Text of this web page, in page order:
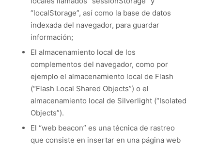
“localStorage”, así como la base de datos
indexada del navegador, para guardar
información;
El almacenamiento local de los
complementos del navegador, como por
ejemplo el almacenamiento local de Flash
(“Flash Local Shared Objects”) o el
almacenamiento local de Silverlight (“Isolated
Objects”).
El “web beacon” es una técnica de rastreo
que consiste en insertar en una página web